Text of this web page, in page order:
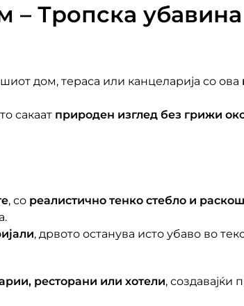
– Тропска
дом, тераса или канцеларија со ова
сакаат природен изглед без грижи
, со реалистично тенко стебло и
, дрвото останува исто убаво во
ресторани или хотели, создавајќи